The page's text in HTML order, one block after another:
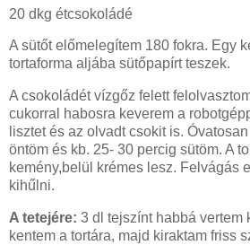
20 dkg étcsokoládé
A sütőt előmelegítem 180 fokra. Egy
tortaforma aljába sütőpapírt teszek.
A csokoládét vízgőz felett
cukorral habosra keverem a
lisztet és az olvadt csokit is.
öntöm és kb. 25- 30 percig sütöm. A
kemény,belül krémes lesz. Felvágás
kihűlni.
A tetejére: 3 dl tejszínt habbá vertem
kentem a tortára, majd kiraktam friss